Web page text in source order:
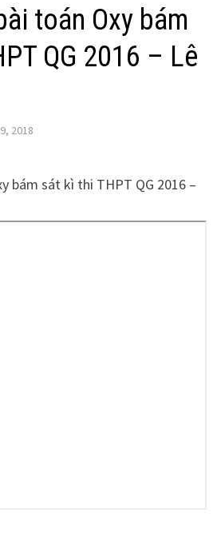
toán Oxy bám
QG 2016 – Lê
2018
bám sát kì thi THPT QG 2016 –